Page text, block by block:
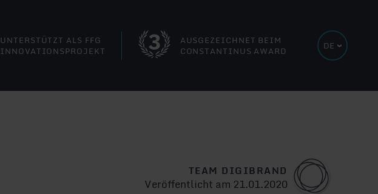
UNTERSTÜTZT ALS FFG
INNOVATIONSPROJEKT
AUSGEZEICHNET BEIM
CONSTANTINUS AWARD
DE
TEAM DIGIBRAND
Veröffentlicht am 21.01.2020